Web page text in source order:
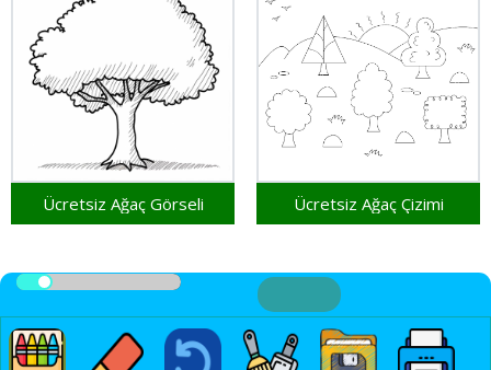
Ücretsiz Ağaç Görseli Ücretsiz Ağaç Çizimi